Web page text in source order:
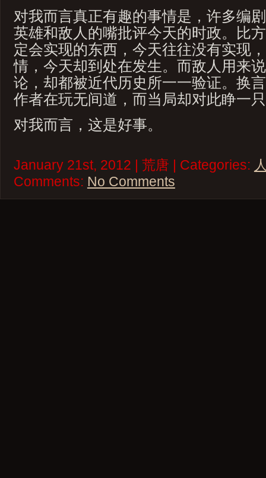
对我而言真正有趣的事情是，许多编
英雄和敌人的嘴批评今天的时政。比
定会实现的东西，今天往往没有实现
情，今天却到处在发生。而敌人用来
论，却都被近代历史所一一验证。换
作者在玩无间道，而当局却对此睁一
对我而言，这是好事。
January 21st, 2012 | 荒唐 | Categories:
Comments: No Comments